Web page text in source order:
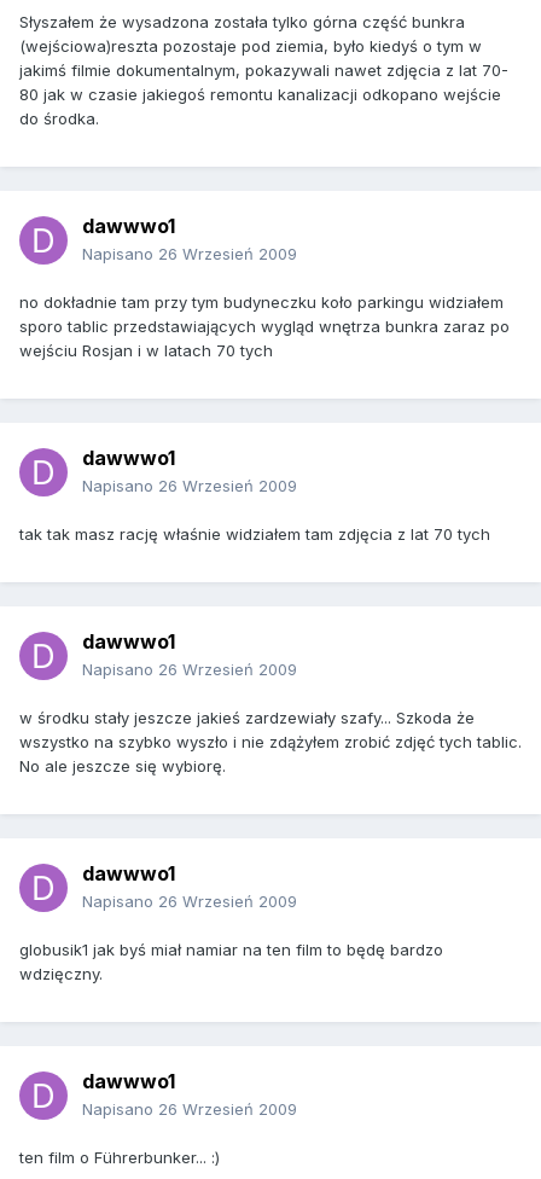
Słyszałem że wysadzona została tylko górna część bunkra
(wejściowa)reszta pozostaje pod ziemia, było kiedyś o tym w
jakimś filmie dokumentalnym, pokazywali nawet zdjęcia z lat 70-
80 jak w czasie jakiegoś remontu kanalizacji odkopano wejście
do środka.
dawwwo1
Napisano 26 Wrzesień 2009
no dokładnie tam przy tym budyneczku koło parkingu widziałem
sporo tablic przedstawiających wygląd wnętrza bunkra zaraz po
wejściu Rosjan i w latach 70 tych
dawwwo1
Napisano 26 Wrzesień 2009
tak tak masz rację właśnie widziałem tam zdjęcia z lat 70 tych
dawwwo1
Napisano 26 Wrzesień 2009
w środku stały jeszcze jakieś zardzewiały szafy... Szkoda że
wszystko na szybko wyszło i nie zdążyłem zrobić zdjęć tych tablic.
No ale jeszcze się wybiorę.
dawwwo1
Napisano 26 Wrzesień 2009
globusik1 jak byś miał namiar na ten film to będę bardzo
wdzięczny.
dawwwo1
Napisano 26 Wrzesień 2009
ten film o Führerbunker... :)